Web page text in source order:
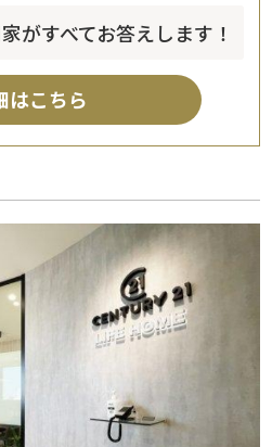
がすべてお答えします！
はこちら